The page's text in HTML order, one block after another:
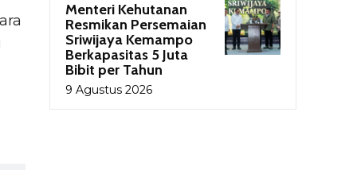
Menteri Kehutanan
Resmikan Persemaian
Sriwijaya Kemampo
Berkapasitas 5 Juta
Bibit per Tahun
9 Agustus 2026